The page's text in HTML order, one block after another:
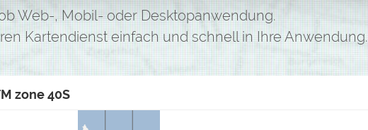
Web-, Mobil- oder Desktopanwendung.
Kartendienst einfach und schnell in Ihre Anwendung.
zone 40S